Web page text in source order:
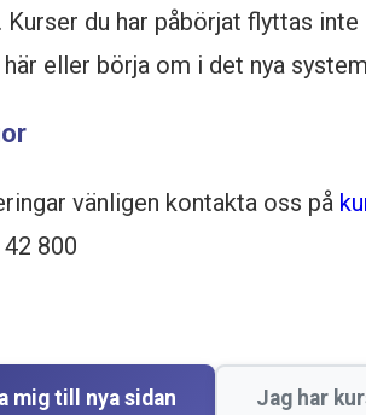
du har påbörjat flyttas inte
eller börja om i det nya
vänligen kontakta oss på
800
mig till nya sidan Jag har